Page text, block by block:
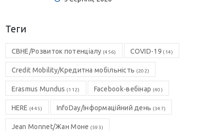
Теги
CBHE/Розвиток потенціалу (456) COVID-19 (14)
Credit Mobility/Кредитна мобільність (202)
Erasmus Mundus (112) Facebook-вебінар (40)
HERE (445) InfoDay/Інформаційний день (347)
Jean Monnet/Жан Моне (593)